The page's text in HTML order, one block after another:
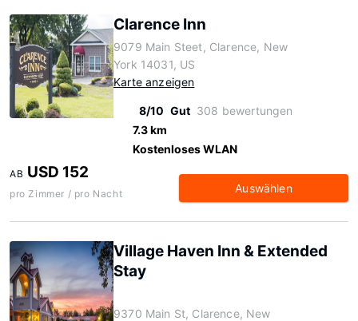
Clarence Inn
9079 Main Steet, Clarence, New
York 14031, US
Karte anzeigen
8/10 Gut 308 bewertungen
7.3 km
Kostenloses WLAN
AB USD 152
pro Zimmer / pro Nacht Auswählen
Village Haven Inn & Extended
Stay
9370 Main St, Clarence, New